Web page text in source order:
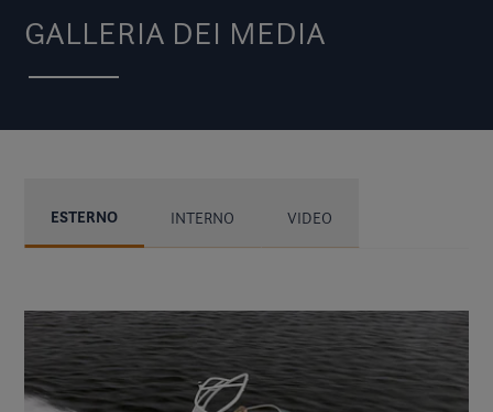
GALLERIA DEI MEDIA
ESTERNO INTERNO VIDEO